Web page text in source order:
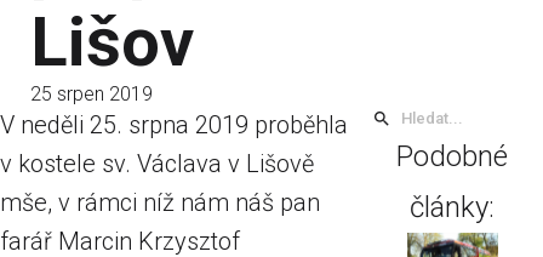
Lišov
25 srpen 2019
V neděli 25. srpna 2019 proběhla
v kostele sv. Václava v Lišově
mše, v rámci níž nám náš pan
farář Marcin Krzysztof
Podobné
články: